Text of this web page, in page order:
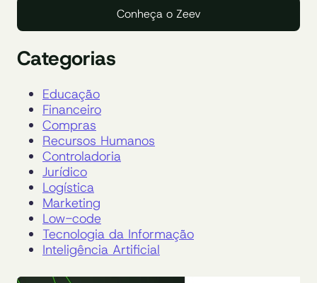
Conheça o Zeev
Categorias
Educação
Financeiro
Compras
Recursos Humanos
Controladoria
Jurídico
Logística
Marketing
Low-code
Tecnologia da Informação
Inteligência Artificial